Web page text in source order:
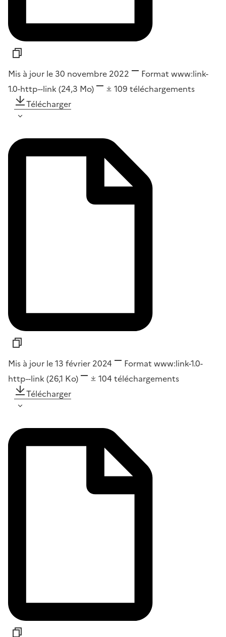
Mis à jour le 30 novembre 2022 Format www:link-
1.0-http--link (24,3 Mo) 109 téléchargements
Télécharger
Mis à jour le 13 février 2024 Format www:link-1.0-
http--link (26,1 Ko) 104 téléchargements
Télécharger